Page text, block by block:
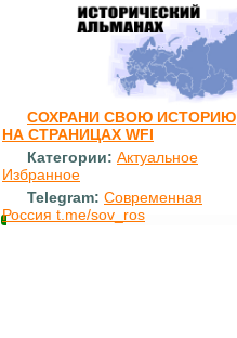
СОХРАНИ СВОЮ ИСТОРИЮ
НА СТРАНИЦАХ WFI
Категории: Актуальное
Избранное
Telegram: Современная
Россия t.me/sov_ros